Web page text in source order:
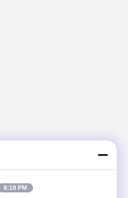
8:18 PM